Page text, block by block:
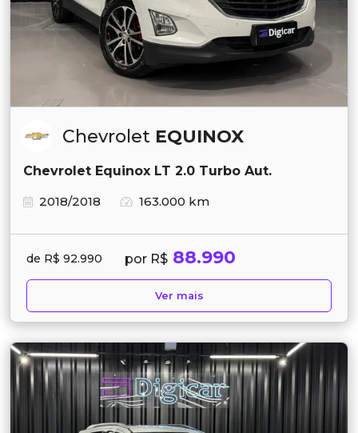
Chevrolet EQUINOX
Chevrolet Equinox LT 2.0 Turbo Aut.
2018/2018
163.000 km
de R$ 92.990 por R$ 88.990
Ver mais